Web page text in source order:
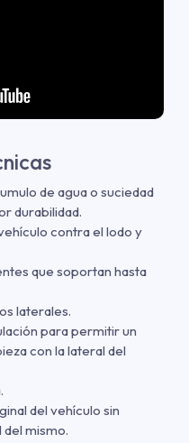
de agua o suciedad
durabilidad.
contra el lodo y
que soportan hasta
laterales.
para permitir un
con la lateral del
del vehículo sin
mismo.